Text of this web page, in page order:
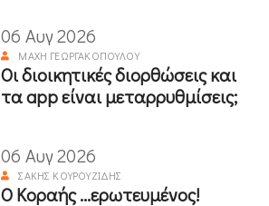
06 Αυγ 2026
ΜΆΧΗ ΓΕΩΡΓΑΚΟΠΟΎΛΟΥ
Οι διοικητικές διορθώσεις και
τα app είναι μεταρρυθμίσεις;
06 Αυγ 2026
ΣΆΚΗΣ ΚΟΥΡΟΥΖΊΔΗΣ
Ο Κοραής ...ερωτευμένος!